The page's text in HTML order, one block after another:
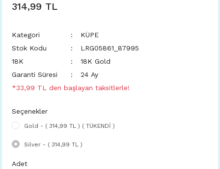
314,99 TL
Kategori
KÜPE
Stok Kodu
LRG05861_87995
18K
18K Gold
Garanti Süresi
24 Ay
*33,99 TL den başlayan taksitlerle!
Seçenekler
Gold - ( 314,99 TL ) ( TÜKENDİ )
Silver - ( 314,99 TL )
Adet